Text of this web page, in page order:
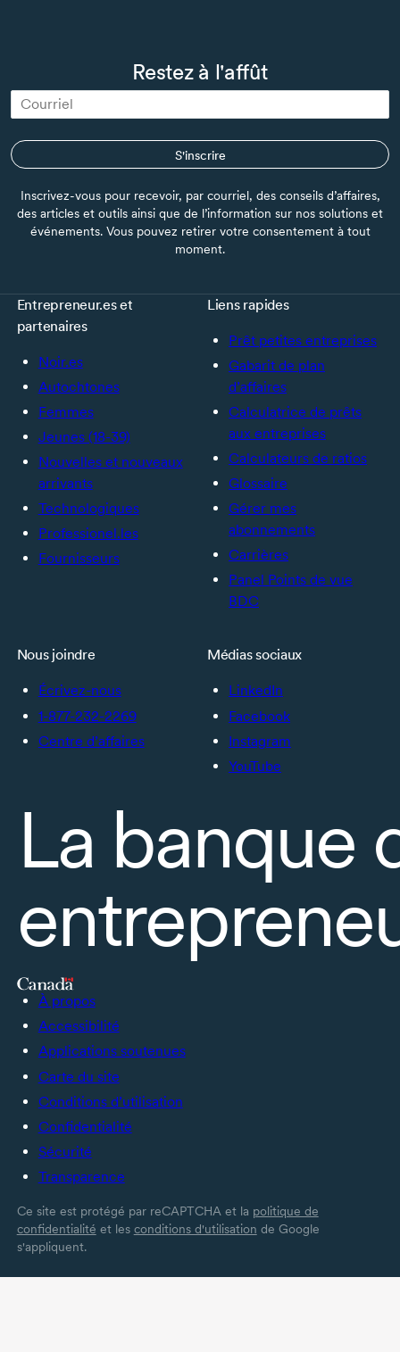
Restez à l'affût
S'inscrire
Inscrivez-vous pour recevoir, par courriel, des conseils d’affaires,
des articles et outils ainsi que de l’information sur nos solutions et
événements. Vous pouvez retirer votre consentement à tout
moment.
Entrepreneur.es et
partenaires
Noir.es
Autochtones
Femmes
Jeunes (18-39)
Nouvelles et nouveaux
arrivants
Technologiques
Professionel.les
Fournisseurs
Liens rapides
Prêt petites entreprises
Gabarit de plan
d’affaires
Calculatrice de prêts
aux entreprises
Calculateurs de ratios
Glossaire
Gérer mes
abonnements
Carrières
Panel Points de vue
BDC
Nous joindre
Écrivez-nous
1-877-232-2269
Centre d’affaires
Médias sociaux
LinkedIn
Facebook
Instagram
YouTube
La banque
À propos
Accessibilité
Applications soutenues
Carte du site
Conditions d’utilisation
Confidentialité
Sécurité
Transparence
Ce site est protégé par reCAPTCHA et la politique de
confidentialité et les conditions d'utilisation de Google
s'appliquent.